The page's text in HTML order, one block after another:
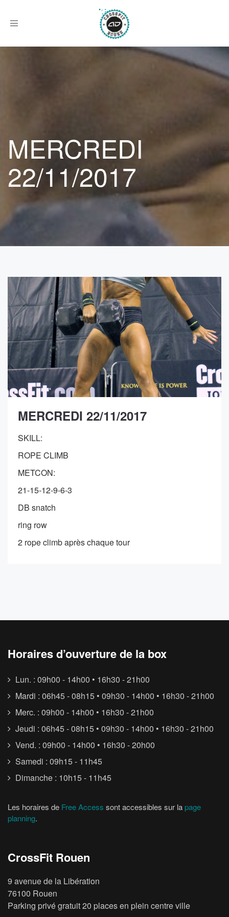
Afficher
MERCREDI
22/11/2017
MERCREDI 22/11/2017
SKILL:
ROPE CLIMB
METCON:
21-15-12-9-6-3
DB snatch
ring row
2 rope climb après chaque tour
Horaires d’ouverture de la box
Lun. : 09h00 - 14h00 • 16h30 - 21h00
Mardi : 06h45 - 08h15 • 09h30 - 14h00 • 16h30 - 21h00
Merc. : 09h00 - 14h00 • 16h30 - 21h00
Jeudi : 06h45 - 08h15 • 09h30 - 14h00 • 16h30 - 21h00
Vend. : 09h00 - 14h00 • 16h30 - 20h00
Samedi : 09h15 - 11h45
Dimanche : 10h15 - 11h45
Les horaires de Free Access sont accessibles sur la page
planning.
CrossFit Rouen
9 avenue de la Libération
76100 Rouen
Parking privé gratuit 20 places en plein centre ville